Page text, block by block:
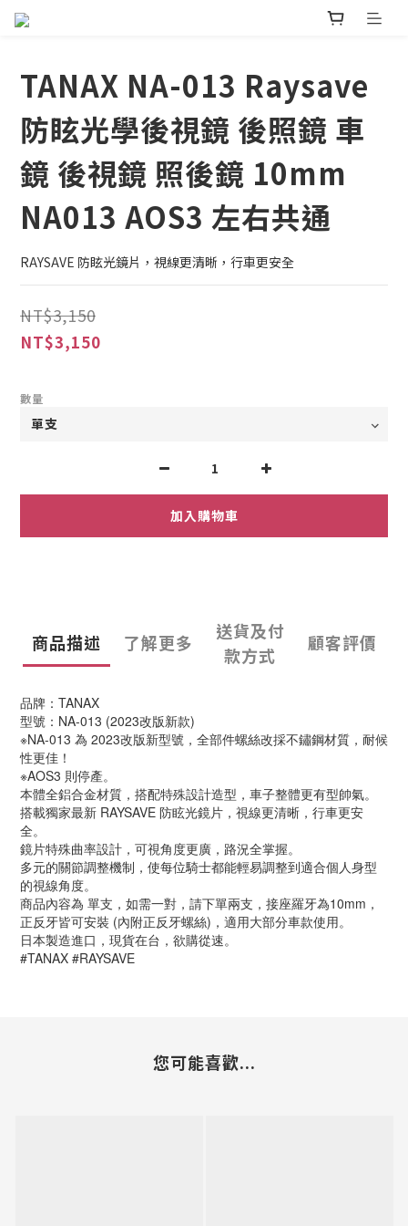
TANAX NA-013 Raysave
防眩光學後視鏡 後照鏡 車
鏡 後視鏡 照後鏡 10mm
NA013 AOS3 左右共通
RAYSAVE 防眩光鏡片，視線更清晰，行車更安全
NT$3,150
NT$3,150
數量
加入購物車
商品描述 了解更多
送貨及付
款方式
顧客評價
品牌：TANAX
型號：NA-013 (2023改版新款)
※NA-013 為 2023改版新型號，全部件螺絲改採不鏽鋼材質，耐候
性更佳！
※AOS3 則停產。
本體全鋁合金材質，搭配特殊設計造型，車子整體更有型帥氣。
搭載獨家最新 RAYSAVE 防眩光鏡片，視線更清晰，行車更安
全。
鏡片特殊曲率設計，可視角度更廣，路況全掌握。
多元的關節調整機制，使每位騎士都能輕易調整到適合個人身型
的視線角度。
商品內容為 單支，如需一對，請下單兩支，接座羅牙為10mm，
正反牙皆可安裝 (內附正反牙螺絲)，適用大部分車款使用。
日本製造進口，現貨在台，欲購從速。
#TANAX #RAYSAVE
您可能喜歡...